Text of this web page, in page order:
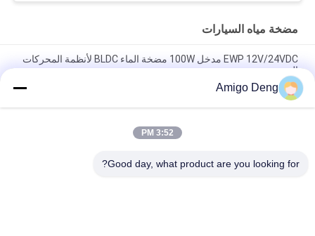
مضخة مياه السيارات
EWP 12V/24VDC مدخل 100W مضخة الماء BLDC لأنظمة المحركات
الهجينة.
الإلكترونية الهجينة
مضخة مياه السيارات ذات الجودة العالية Bextreme Shell 24VDC
Amigo Deng
3:52 PM
Good day, what product are you looking for?